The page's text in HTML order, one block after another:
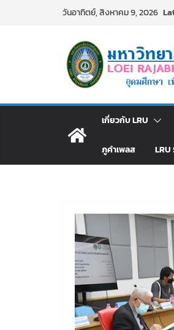
วันอาทิตย์, สิงหาคม 9, 2026
เกี่ยวกับ LRU
ภูคำเพลส LRU